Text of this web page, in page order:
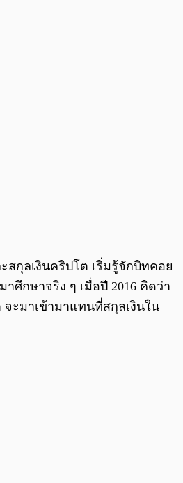
กุลเงินคริปโต เริ่มรู้จักบิทคอย
าศึกษาจริง ๆ เมื่อปี 2016 คิดว่า
ะมาเข้ามาแทนที่สกุลเงินใน